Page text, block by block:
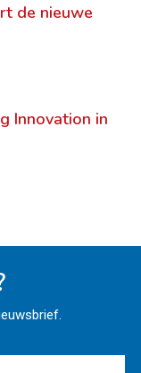
de nieuwe
Innovation in